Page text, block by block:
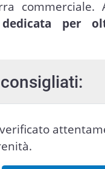
commerciale.
per